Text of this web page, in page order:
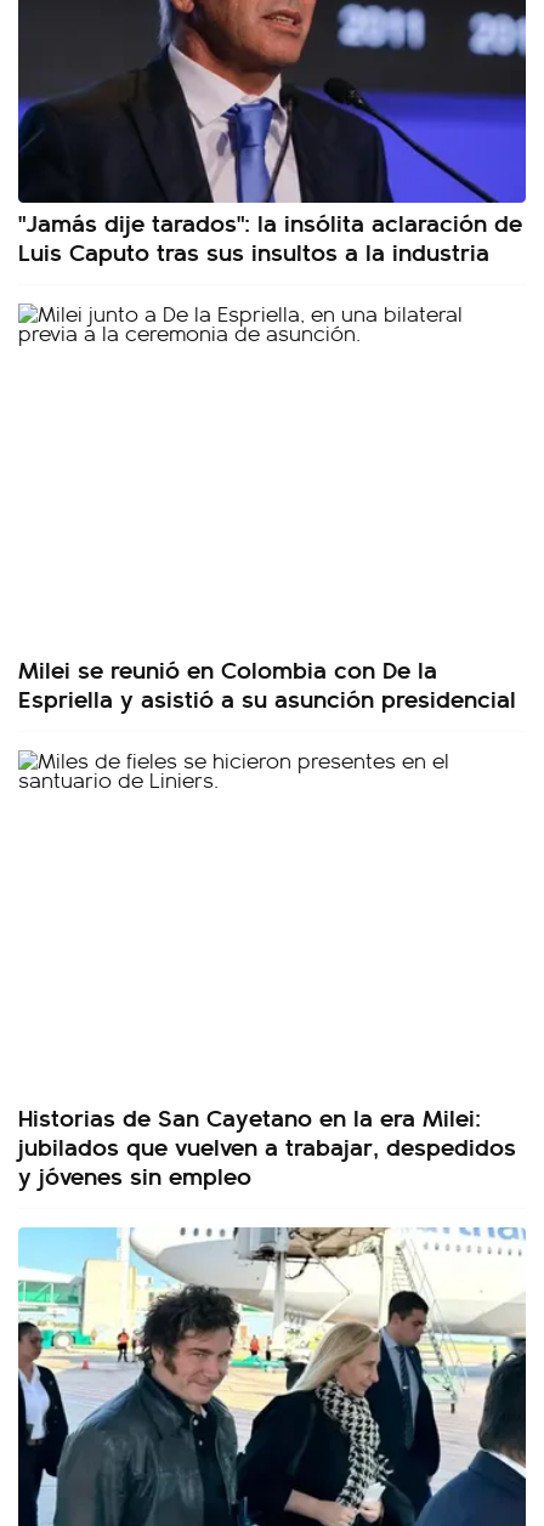
"Jamás dije tarados": la insólita aclaración de
Luis Caputo tras sus insultos a la industria
Milei se reunió en Colombia con De la
Espriella y asistió a su asunción presidencial
Historias de San Cayetano en la era Milei:
jubilados que vuelven a trabajar, despedidos
y jóvenes sin empleo